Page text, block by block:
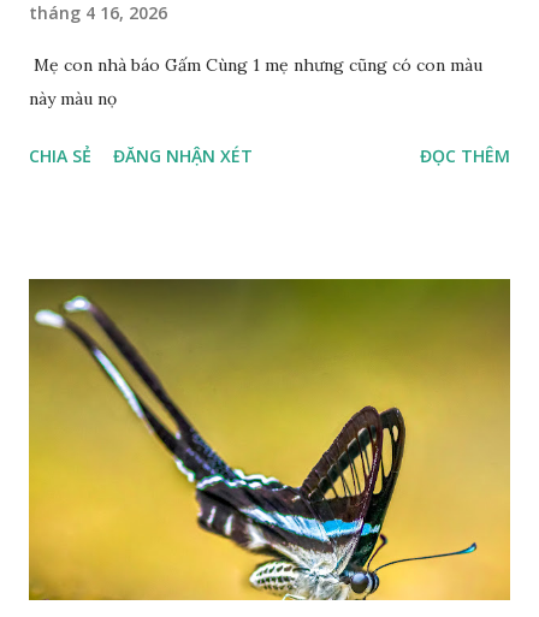
tháng 4 16, 2026
Mẹ con nhà báo Gấm Cùng 1 mẹ nhưng cũng có con màu
này màu nọ
CHIA SẺ ĐĂNG NHẬN XÉT ĐỌC THÊM